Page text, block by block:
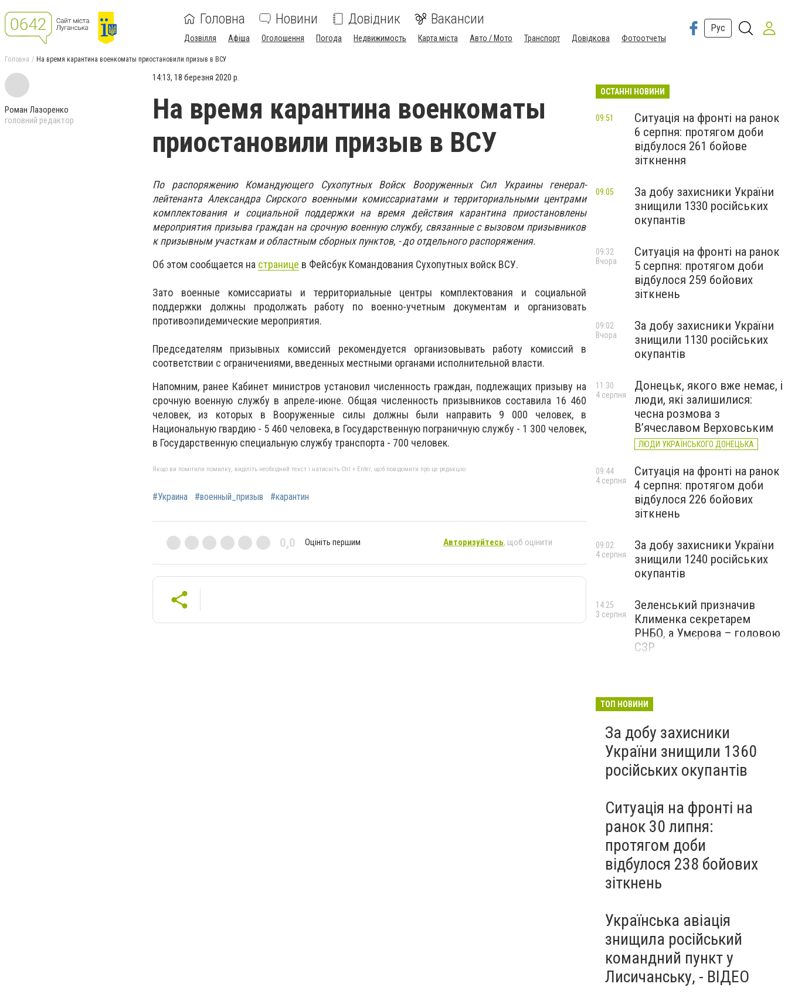
Головна Новини Довідник Вакансии
Дозвілля Афіша Оголошення Погода Недвижимость Карта міста Авто / Мото Транспорт Довідкова Фотоотчеты
Рус
Головна На время карантина военкоматы приостановили призыв в ВСУ
Роман Лазоренко
головний редактор
14:13, 18 березня 2020 р.
На время карантина военкоматы
приостановили призыв в ВСУ
ПораспоряжениюКомандующего Сухопутных Войск Вооруженных Сил Украины генерал-
лейтенанта Александра Сирского военными комиссариатами и территориальными центрами
комплектования и социальной поддержки на время действия карантина приостановлены
мероприятия призыва граждан на срочную военную службу, связанные с вызовом призывников
к призывным участкам и областнымсборных пунктов, - до отдельного распоряжения.
Об этом сообщается на странице в Фейсбук Командования Сухопутных войск ВСУ.
Зато военные комиссариаты и территориальные центры комплектования и социальной
поддержки должны продолжать работу по военно-учетным документам и организовать
противоэпидемические мероприятия.
Председателям призывных комиссий рекомендуется организовывать работу комиссий в
соответствии с ограничениями, введенных местными органами исполнительной власти.
Напомним, ранее Кабинет министров установил численность граждан, подлежащих призыву на
срочную военную службу в апреле-июне. Общая численность призывников составила 16 460
человек, из которых в Вооруженные силы должны были направить 9 000 человек, в
Национальную гвардию - 5 460 человека, в Государственную пограничную службу - 1 300 человек,
в Государственную специальную службу транспорта - 700 человек.
Якщо ви помітили помилку, виділіть необхідний текст і натисніть Ctrl + Enter, щоб повідомити про це редакцію
#Украина #военный_призыв #карантин
0,0 Оцініть першим Авторизуйтесь, щоб оцінити
ОСТАННІ НОВИНИ
Ситуація на фронті на ранок
6 серпня: протягом доби
відбулося 261 бойове
зіткнення
09:51
За добу захисники України
знищили 1330 російських
окупантів
09:05
Ситуація на фронті на ранок
5 серпня: протягом доби
відбулося 259 бойових
зіткнень
09:32
Вчора
За добу захисники України
знищили 1130 російських
окупантів
09:02
Вчора
Донецьк, якого вже немає, і
люди, які залишилися:
чесна розмова з
В’ячеславом Верховським
ЛЮДИ УКРАЇНСЬКОГО ДОНЕЦЬКА
11:30
4 серпня
Ситуація на фронті на ранок
4 серпня: протягом доби
відбулося 226 бойових
зіткнень
09:44
4 серпня
За добу захисники України
знищили 1240 російських
окупантів
09:02
4 серпня
Зеленський призначив
Клименка секретарем
РНБО, а Умєрова – головою
СЗР
14:25
3 серпня
ТОП НОВИНИ
За добу захисники
України знищили 1360
російських окупантів
Ситуація на фронті на
ранок 30 липня:
протягом доби
відбулося 238 бойових
зіткнень
Українська авіація
знищила російський
командний пункт у
Лисичанську, - ВІДЕО